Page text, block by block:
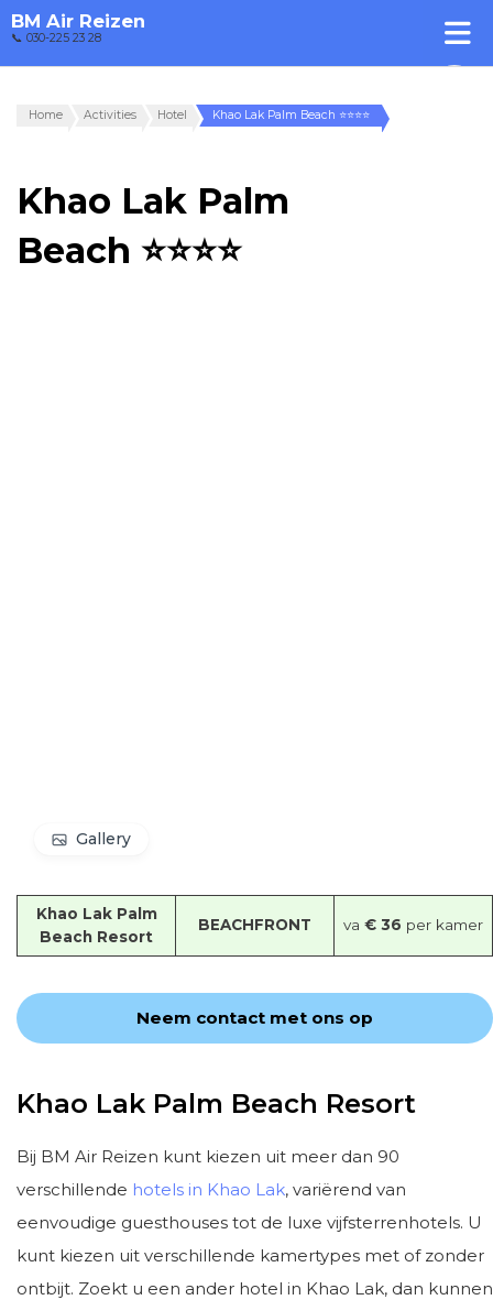
BM Air Reizen
📞 030-225 23 28
Home Activities Hotel Khao Lak Palm Beach ⭐⭐⭐⭐
Khao Lak Palm
Beach ⭐⭐⭐⭐
Gallery
Khao Lak Palm
Beach Resort
BEACHFRONT va € 36 per kamer
Neem contact met ons op
Khao Lak Palm Beach Resort
Bij BM Air Reizen kunt kiezen uit meer dan 90
verschillende hotels in Khao Lak, variërend van
eenvoudige guesthouses tot de luxe vijfsterrenhotels. U
kunt kiezen uit verschillende kamertypes met of zonder
ontbijt. Zoekt u een ander hotel in Khao Lak, dan kunnen